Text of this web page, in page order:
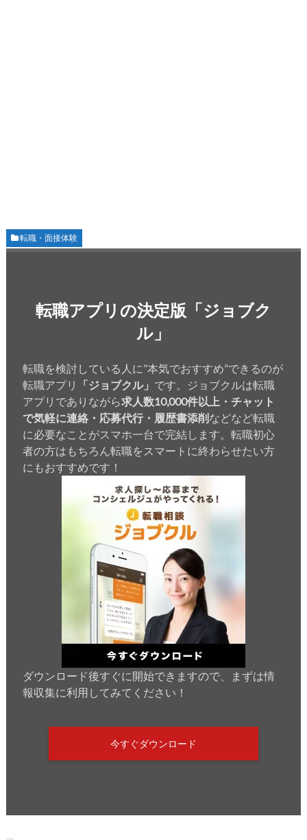
転職・面接体験
転職アプリの決定版「ジョブク
ル」
転職を検討している人に”本気でおすすめ”できるのが
転職アプリ
「ジョブクル」 です。ジョブクルは転職
アプリでありながら求人数10,000件以上・チャット
で気軽に連絡・応募代行・履歴書添削などなど転職
に必要なことがスマホ一台で完結します。転職初心
者の方はもちろん転職をスマートに終わらせたい方
にもおすすめです！
ダウンロード後すぐに開始できますので、まずは情
報収集に利用してみてください！
今すぐダウンロード